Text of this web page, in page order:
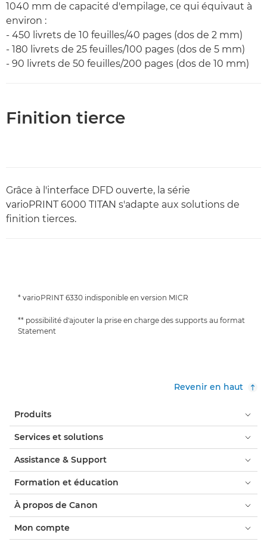
1040 mm de capacité d'empilage, ce qui équivaut à
environ :
- 450 livrets de 10 feuilles/40 pages (dos de 2 mm)
- 180 livrets de 25 feuilles/100 pages (dos de 5 mm)
- 90 livrets de 50 feuilles/200 pages (dos de 10 mm)
Finition tierce
Grâce à l'interface DFD ouverte, la série
varioPRINT 6000 TITAN s'adapte aux solutions de
finition tierces.
* varioPRINT 6330 indisponible en version MICR
** possibilité d'ajouter la prise en charge des supports au format
Statement
Revenir en haut
Produits
Services et solutions
Assistance & Support
Formation et éducation
À propos de Canon
Mon compte